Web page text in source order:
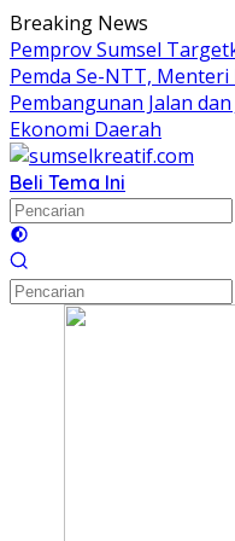
Langsung
ke
konten
Breaking News
Pemprov Sumsel
Pemda Se-NTT,
Pembangunan Jalan
Ekonomi Daerah
Beli Tema Ini